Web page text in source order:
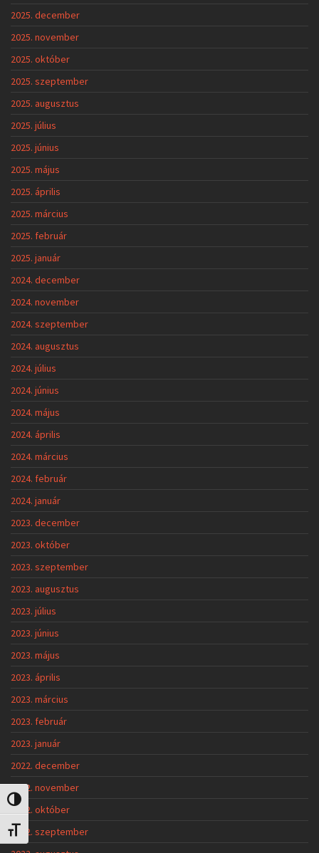
Nagy kontraszt váltása
Betűméret váltása
2025. december
2025. november
2025. október
2025. szeptember
2025. augusztus
2025. július
2025. június
2025. május
2025. április
2025. március
2025. február
2025. január
2024. december
2024. november
2024. szeptember
2024. augusztus
2024. július
2024. június
2024. május
2024. április
2024. március
2024. február
2024. január
2023. december
2023. október
2023. szeptember
2023. augusztus
2023. július
2023. június
2023. május
2023. április
2023. március
2023. február
2023. január
2022. december
2022. november
2022. október
2022. szeptember